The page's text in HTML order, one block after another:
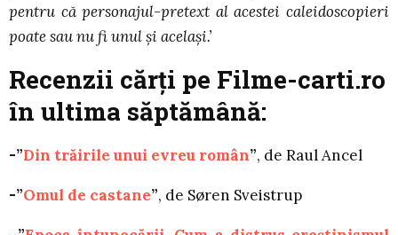
pentru că personajul-pretext al acestei caleidoscopieri
poate sau nu fi unul și același.’
Recenzii cărţi pe Filme-carti.ro
în ultima săptămână:
-”Din trăirile unui evreu român”, de Raul Ancel
-”Omul de castane”, de Søren Sveistrup